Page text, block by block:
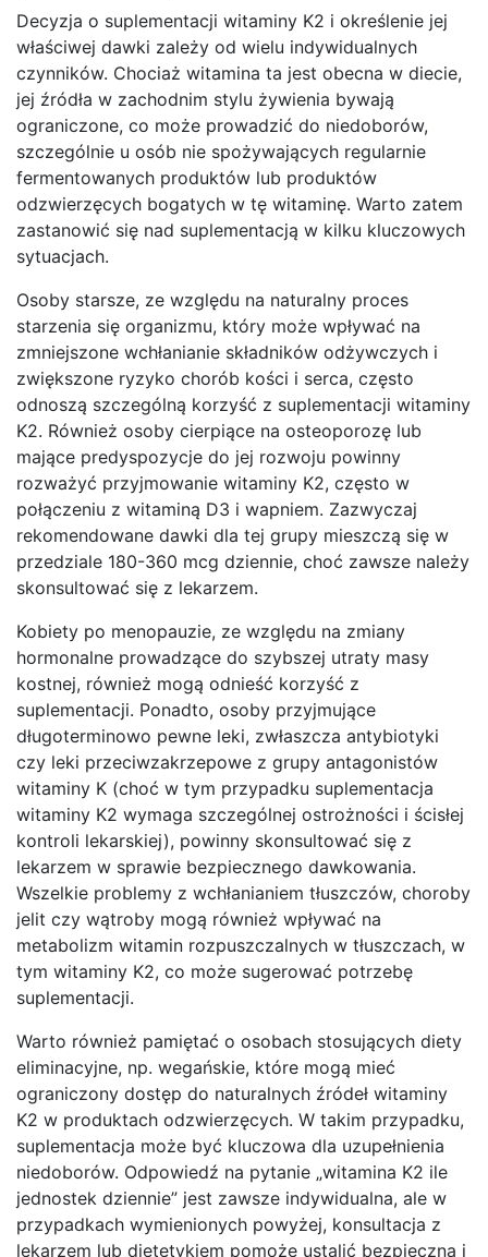
Decyzja o suplementacji witaminy K2 i określenie jej
właściwej dawki zależy od wielu indywidualnych
czynników. Chociaż witamina ta jest obecna w diecie,
jej źródła w zachodnim stylu żywienia bywają
ograniczone, co może prowadzić do niedoborów,
szczególnie u osób nie spożywających regularnie
fermentowanych produktów lub produktów
odzwierzęcych bogatych w tę witaminę. Warto zatem
zastanowić się nad suplementacją w kilku kluczowych
sytuacjach.
Osoby starsze, ze względu na naturalny proces
starzenia się organizmu, który może wpływać na
zmniejszone wchłanianie składników odżywczych i
zwiększone ryzyko chorób kości i serca, często
odnoszą szczególną korzyść z suplementacji witaminy
K2. Również osoby cierpiące na osteoporozę lub
mające predyspozycje do jej rozwoju powinny
rozważyć przyjmowanie witaminy K2, często w
połączeniu z witaminą D3 i wapniem. Zazwyczaj
rekomendowane dawki dla tej grupy mieszczą się w
przedziale 180-360 mcg dziennie, choć zawsze należy
skonsultować się z lekarzem.
Kobiety po menopauzie, ze względu na zmiany
hormonalne prowadzące do szybszej utraty masy
kostnej, również mogą odnieść korzyść z
suplementacji. Ponadto, osoby przyjmujące
długoterminowo pewne leki, zwłaszcza antybiotyki
czy leki przeciwzakrzepowe z grupy antagonistów
witaminy K (choć w tym przypadku suplementacja
witaminy K2 wymaga szczególnej ostrożności i ścisłej
kontroli lekarskiej), powinny skonsultować się z
lekarzem w sprawie bezpiecznego dawkowania.
Wszelkie problemy z wchłanianiem tłuszczów, choroby
jelit czy wątroby mogą również wpływać na
metabolizm witamin rozpuszczalnych w tłuszczach, w
tym witaminy K2, co może sugerować potrzebę
suplementacji.
Warto również pamiętać o osobach stosujących diety
eliminacyjne, np. wegańskie, które mogą mieć
ograniczony dostęp do naturalnych źródeł witaminy
K2 w produktach odzwierzęcych. W takim przypadku,
suplementacja może być kluczowa dla uzupełnienia
niedoborów. Odpowiedź na pytanie „witamina K2 ile
jednostek dziennie” jest zawsze indywidualna, ale w
przypadkach wymienionych powyżej, konsultacja z
lekarzem lub dietetykiem pomoże ustalić bezpieczną i